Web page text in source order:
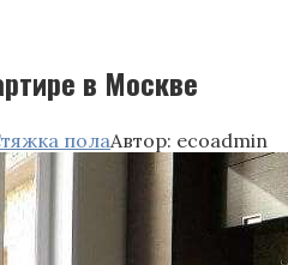
в Москве
полаАвтор: ecoadmin